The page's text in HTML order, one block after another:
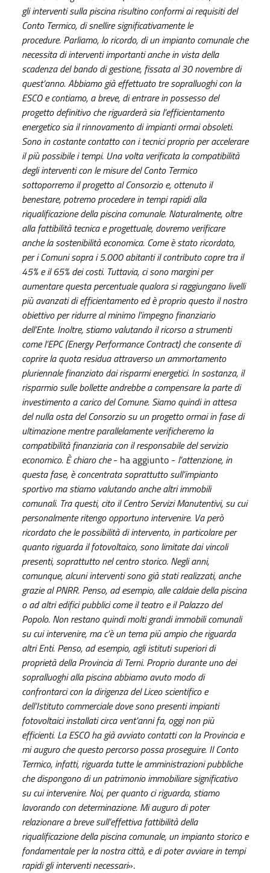
gli interventi sulla piscina risultino conformi ai requisiti del
Conto Termico, di snellire significativamente le
procedure. Parliamo, lo ricordo, di un impianto comunale che
necessita di interventi importanti anche in vista della
scadenza del bando di gestione, fissata al 30 novembre di
quest’anno. Abbiamo già effettuato tre sopralluoghi con la
ESCO e contiamo, a breve, di entrare in possesso del
progetto definitivo che riguarderà sia l’efficientamento
energetico sia il rinnovamento di impianti ormai obsoleti.
Sono in costante contatto con i tecnici proprio per accelerare
il più possibile i tempi. Una volta verificata la compatibilità
degli interventi con le misure del Conto Termico
sottoporremo il progetto al Consorzio e, ottenuto il
benestare, potremo procedere in tempi rapidi alla
riqualificazione della piscina comunale. Naturalmente, oltre
alla fattibilità tecnica e progettuale, dovremo verificare
anche la sostenibilità economica. Come è stato ricordato,
per i Comuni sopra i 5.000 abitanti il contributo copre tra il
45% e il 65% dei costi. Tuttavia, ci sono margini per
aumentare questa percentuale qualora si raggiungano livelli
più avanzati di efficientamento ed è proprio questo il nostro
obiettivo per ridurre al minimo l’impegno finanziario
dell’Ente. Inoltre, stiamo valutando il ricorso a strumenti
come l’EPC (Energy Performance Contract) che consente di
coprire la quota residua attraverso un ammortamento
pluriennale finanziato dai risparmi energetici. In sostanza, il
risparmio sulle bollette andrebbe a compensare la parte di
investimento a carico del Comune. Siamo quindi in attesa
del nulla osta del Consorzio su un progetto ormai in fase di
ultimazione mentre parallelamente verificheremo la
compatibilità finanziaria con il responsabile del servizio
economico. È chiaro che- ha aggiunto - l’attenzione, in
questa fase, è concentrata soprattutto sull’impianto
sportivo ma stiamo valutando anche altri immobili
comunali. Tra questi, cito il Centro Servizi Manutentivi, su cui
personalmente ritengo opportuno intervenire. Va però
ricordato che le possibilità di intervento, in particolare per
quanto riguarda il fotovoltaico, sono limitate dai vincoli
presenti, soprattutto nel centro storico. Negli anni,
comunque, alcuni interventi sono già stati realizzati, anche
grazie al PNRR. Penso, ad esempio, alle caldaie della piscina
o ad altri edifici pubblici come il teatro e il Palazzo del
Popolo. Non restano quindi molti grandi immobili comunali
su cui intervenire, ma c’è un tema più ampio che riguarda
altri Enti. Penso, ad esempio, agli istituti superiori di
proprietà della Provincia di Terni. Proprio durante uno dei
sopralluoghi alla piscina abbiamo avuto modo di
confrontarci con la dirigenza del Liceo scientifico e
dell’Istituto commerciale dove sono presenti impianti
fotovoltaici installati circa vent’anni fa, oggi non più
efficienti. La ESCO ha già avviato contatti con la Provincia e
mi auguro che questo percorso possa proseguire. Il Conto
Termico, infatti, riguarda tutte le amministrazioni pubbliche
che dispongono di un patrimonio immobiliare significativo
su cui intervenire. Noi, per quanto ci riguarda, stiamo
lavorando con determinazione. Mi auguro di poter
relazionare a breve sull’effettiva fattibilità della
riqualificazione della piscina comunale, un impianto storico e
fondamentale per la nostra città, e di poter avviare in tempi
rapidi gli interventi necessari».